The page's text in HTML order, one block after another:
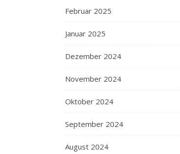
Februar 2025
Januar 2025
Dezember 2024
November 2024
Oktober 2024
September 2024
August 2024